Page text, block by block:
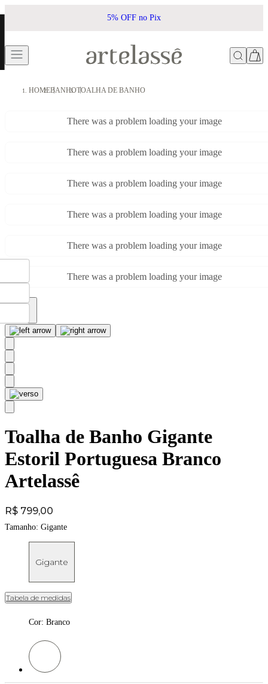
5% OFF no Pix
HOMEBANHOTOALHA DE BANHO
There was a problem loading your image
There was a problem loading your image
There was a problem loading your image
There was a problem loading your image
There was a problem loading your image
There was a problem loading your image
Toalha de Banho Gigante
Estoril Portuguesa Branco
Artelassê
Price:
R$ 799,00
Tamanho: Gigante
Gigante
Tabela de medidas
Cor: Branco
Cor: Branco